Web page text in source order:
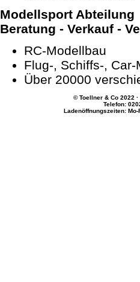
Modellsport Abteilung
Beratung - Verkauf -
RC-Modellbau
Flug-, Schiffs-,
Über 20000
© Toellner & Co 2022
Telefon:
Ladenöffnungszeiten: Mo-